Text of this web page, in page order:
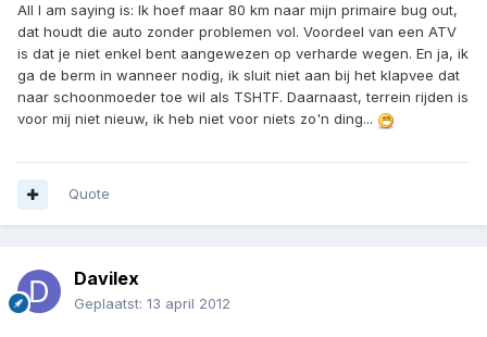
All I am saying is: Ik hoef maar 80 km naar mijn primaire bug out,
dat houdt die auto zonder problemen vol. Voordeel van een ATV
is dat je niet enkel bent aangewezen op verharde wegen. En ja, ik
ga de berm in wanneer nodig, ik sluit niet aan bij het klapvee dat
naar schoonmoeder toe wil als TSHTF. Daarnaast, terrein rijden is
voor mij niet nieuw, ik heb niet voor niets zo'n ding...
Quote
Davilex
Geplaatst: 13 april 2012